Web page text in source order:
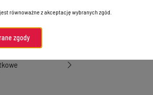
prawna
równoważne z akceptację wybranych zgód.
zgody